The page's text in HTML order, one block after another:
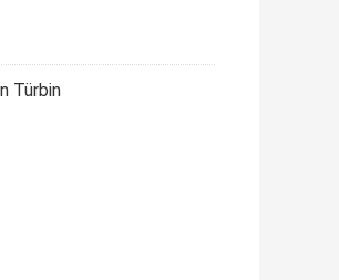
Türbin